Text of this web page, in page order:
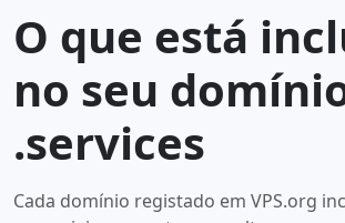
O que está
no seu
.services
Cada domínio registado em VPS.org